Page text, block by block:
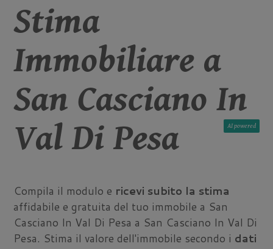
Stima
Immobiliare a
San Casciano In
Val Di Pesa
AI
Compila il modulo e ricevi subito la stima
affidabile e gratuita del tuo immobile a San
Casciano In Val Di Pesa a San Casciano In Val Di
Pesa. Stima il valore dell'immobile secondo i dati